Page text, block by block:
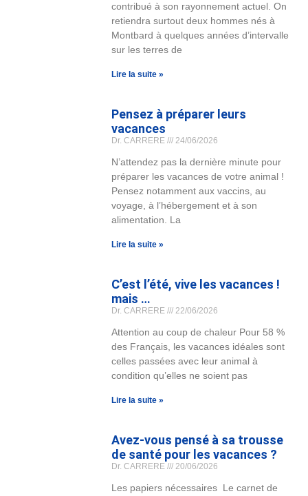
contribué à son rayonnement actuel. On
retiendra surtout deux hommes nés à
Montbard à quelques années d’intervalle
sur les terres de
Lire la suite »
Pensez à préparer leurs
vacances
Dr. CARRERE 24/06/2026
N’attendez pas la dernière minute pour
préparer les vacances de votre animal !
Pensez notamment aux vaccins, au
voyage, à l’hébergement et à son
alimentation. La
Lire la suite »
C’est l’été, vive les vacances !
mais …
Dr. CARRERE 22/06/2026
Attention au coup de chaleur Pour 58 %
des Français, les vacances idéales sont
celles passées avec leur animal à
condition qu’elles ne soient pas
Lire la suite »
Avez-vous pensé à sa trousse
de santé pour les vacances ?
Dr. CARRERE 20/06/2026
Les papiers nécessaires Le carnet de